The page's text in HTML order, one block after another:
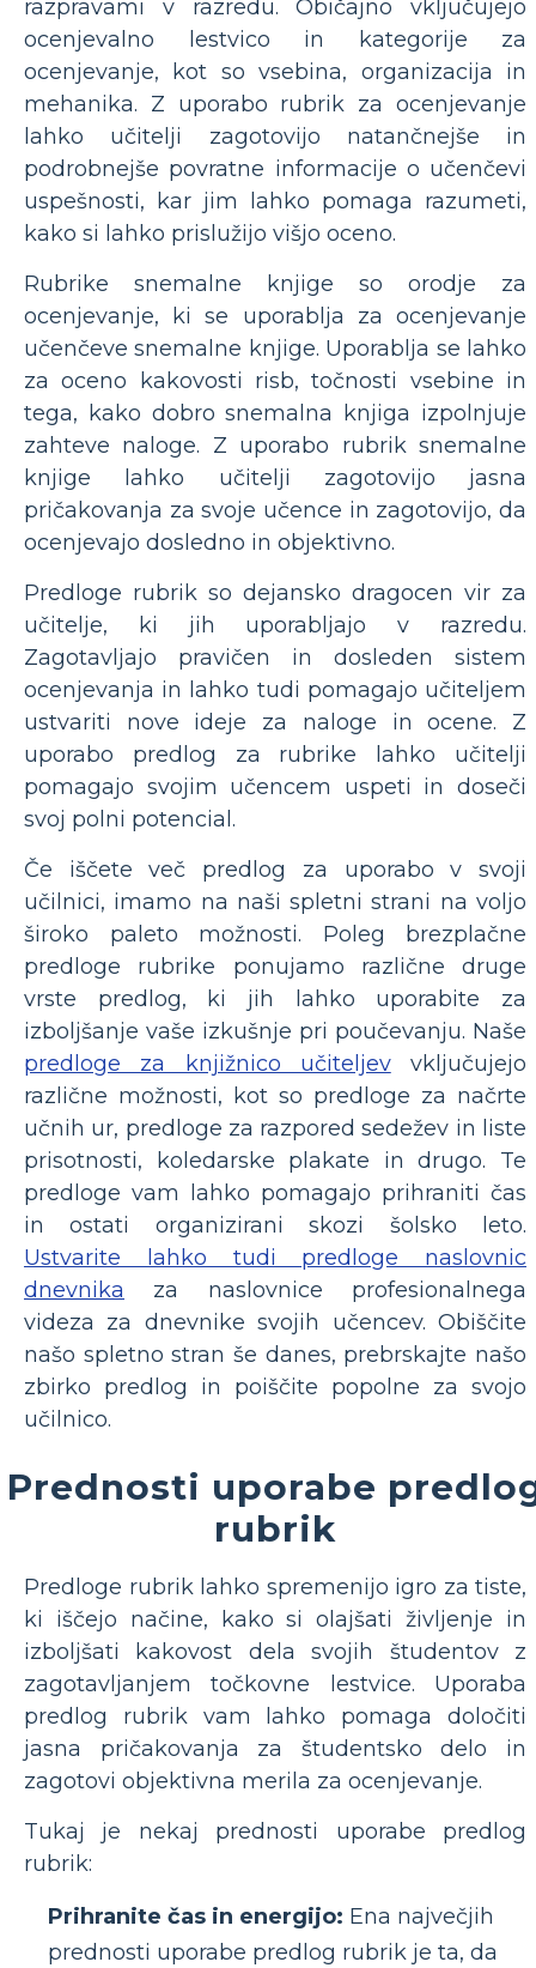
razpravami v razredu. Običajno vključujejo
ocenjevalno lestvico in kategorije za
ocenjevanje, kot so vsebina, organizacija in
mehanika. Z uporabo rubrik za ocenjevanje
lahko učitelji zagotovijo natančnejše in
podrobnejše povratne informacije o učenčevi
uspešnosti, kar jim lahko pomaga razumeti,
kako si lahko prislužijo višjo oceno.
Rubrike snemalne knjige so orodje za
ocenjevanje, ki se uporablja za ocenjevanje
učenčeve snemalne knjige. Uporablja se lahko
za oceno kakovosti risb, točnosti vsebine in
tega, kako dobro snemalna knjiga izpolnjuje
zahteve naloge. Z uporabo rubrik snemalne
knjige lahko učitelji zagotovijo jasna
pričakovanja za svoje učence in zagotovijo, da
ocenjevajo dosledno in objektivno.
Predloge rubrik so dejansko dragocen vir za
učitelje, ki jih uporabljajo v razredu.
Zagotavljajo pravičen in dosleden sistem
ocenjevanja in lahko tudi pomagajo učiteljem
ustvariti nove ideje za naloge in ocene. Z
uporabo predlog za rubrike lahko učitelji
pomagajo svojim učencem uspeti in doseči
svoj polni potencial.
Če iščete več predlog za uporabo v svoji
učilnici, imamo na naši spletni strani na voljo
široko paleto možnosti. Poleg brezplačne
predloge rubrike ponujamo različne druge
vrste predlog, ki jih lahko uporabite za
izboljšanje vaše izkušnje pri poučevanju. Naše
predloge za knjižnico učiteljevvključujejo
različne možnosti, kot so predloge za načrte
učnih ur, predloge za razpored sedežev in liste
prisotnosti, koledarske plakate in drugo. Te
predloge vam lahko pomagajo prihraniti čas
in ostati organizirani skozi šolsko leto.
Ustvarite lahko tudi predloge naslovnic
dnevnika za naslovnice profesionalnega
videza za dnevnike svojih učencev. Obiščite
našo spletno stran še danes, prebrskajte našo
zbirko predlog in poiščite popolne za svojo
učilnico.
Prednosti uporabe
rubrik
Predloge rubrik lahko spremenijo igro za tiste,
ki iščejo načine, kako si olajšati življenje in
izboljšati kakovost dela svojih študentov z
zagotavljanjem točkovne lestvice. Uporaba
predlog rubrik vam lahko pomaga določiti
jasna pričakovanja za študentsko delo in
zagotovi objektivna merila za ocenjevanje.
Tukaj je nekaj prednosti uporabe predlog
rubrik:
Prihranite čas in energijo: Ena največjih
prednosti uporabe predlog rubrik je ta, da